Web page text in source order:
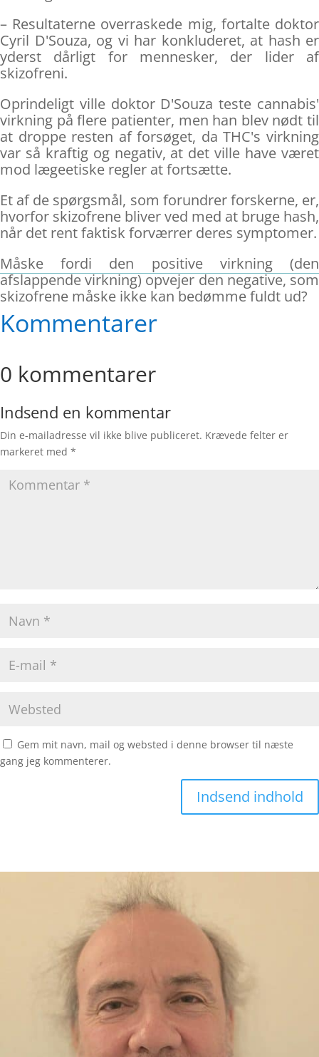
– Resultaterne overraskede mig, fortalte doktor
Cyril D'Souza, og vi har konkluderet, at hash er
yderst dårligt for mennesker, der lider af
skizofreni.
Oprindeligt ville doktor D'Souza teste cannabis'
virkning på flere patienter, men han blev nødt til
at droppe resten af forsøget, da THC's virkning
var så kraftig og negativ, at det ville have været
mod lægeetiske regler at fortsætte.
Et af de spørgsmål, som forundrer forskerne, er,
hvorfor skizofrene bliver ved med at bruge hash,
når det rent faktisk forværrer deres symptomer.
Måske fordi den positive virkning (den
afslappende virkning) opvejer den negative, som
skizofrene måske ikke kan bedømme fuldt ud?
Kommentarer
0 kommentarer
Indsend en kommentar
Din e-mailadresse vil ikke blive publiceret. Krævede felter er
markeret med *
Gem mit navn, mail og websted i denne browser til næste
gang jeg kommenterer.
Indsend indhold